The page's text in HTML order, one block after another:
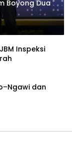
Boyong Dua
Inspeksi
dan